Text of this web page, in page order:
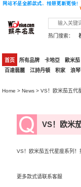
热门搜索：
首页 所有品牌 卡地亞 歐米茄
百達翡麗
江詩丹頓 积家 浪琴
Home >News > VS！欧米茄五代
VS！欧米
VS！欧米茄五代星座系列！
更多款式请联系客服